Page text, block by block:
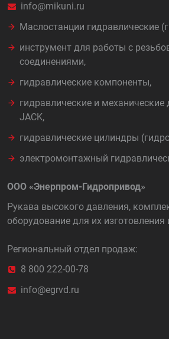
info@mikuni.ru
Маслостанции гидравлические
инструмент для работы с
соединениями,
гидравлические компоненты,
гидравлические и
JACK,
гидравлические цилиндры
электромонтажный
ООО «Энерпром-Гидропривод»
Рукава высокого давления,
оборудование для их изготовления
Региональный отдел продаж:
8 800 222-00-78
info@egrvd.ru